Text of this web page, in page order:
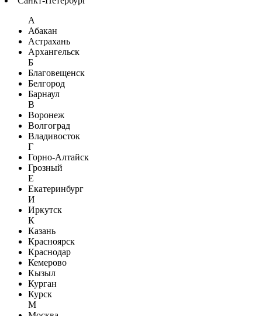
А
Абакан
Астрахань
Архангельск
Б
Благовещенск
Белгород
Барнаул
В
Воронеж
Волгоград
Владивосток
Г
Горно-Алтайск
Грозный
Е
Екатеринбург
И
Иркутск
К
Казань
Красноярск
Краснодар
Кемерово
Кызыл
Курган
Курск
М